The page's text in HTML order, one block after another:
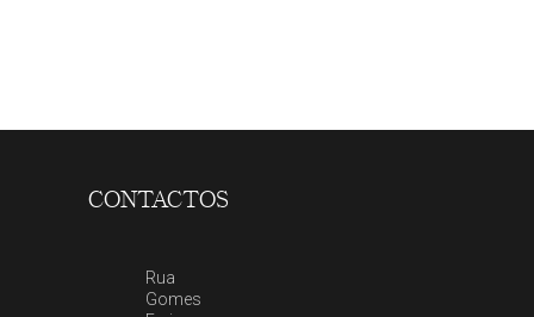
CONTACTOS
Rua
Gomes